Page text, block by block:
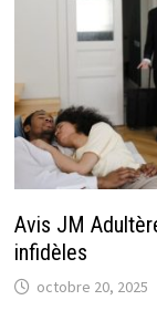
Avis JM
infidèles
octobre 20, 2025